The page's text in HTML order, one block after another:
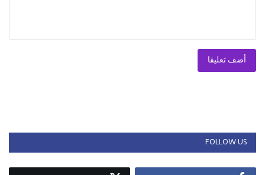
أضف تعليقا
FOLLOW US